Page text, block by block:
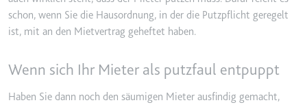
Verfolgt die Konversionsrate
zwischen dem Nutzer und den
Dies dient der Optimierung der
Website.
schon, wenn Sie die Hausordnung, in der die Putzpflicht geregelt
ist, mit an den Mietvertrag geheftet haben.
Wenn sich Ihr Mieter als putzfaul entpuppt
Haben Sie dann noch den säumigen Mieter ausfindig gemacht,